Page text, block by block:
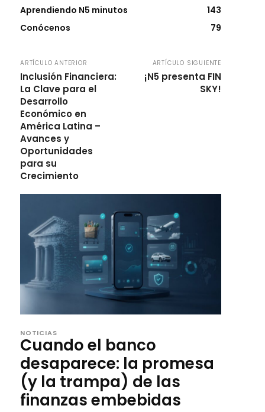
Aprendiendo N5 minutos
143
Conócenos
79
ARTÍCULO ANTERIOR
Inclusión Financiera:
La Clave para el
Desarrollo
Económico en
América Latina –
Avances y
Oportunidades
para su
Crecimiento
ARTÍCULO SIGUIENTE
¡N5 presenta FIN
SKY!
NOTICIAS
Cuando el banco
desaparece: la promesa
(y la trampa) de las
finanzas embebidas